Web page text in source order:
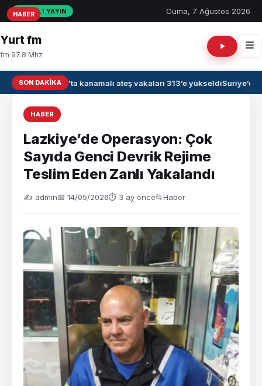
CANLI YAYIN Cuma, 7 Ağustos 2026
Yurt fm
fm 97.8 Mhz
SON DAKIKAIrak’ta kanamalı ateş vakaları 313’e yükseldiSuriye’de
HABER
Lazkiye’de Operasyon: Çok
Sayıda Genci Devrik Rejime
Teslim Eden Zanlı Yakalandı
✍️ admin📅 14/05/2026⏱ 3 ay önce📂Haber
HABER
HABER
HABER